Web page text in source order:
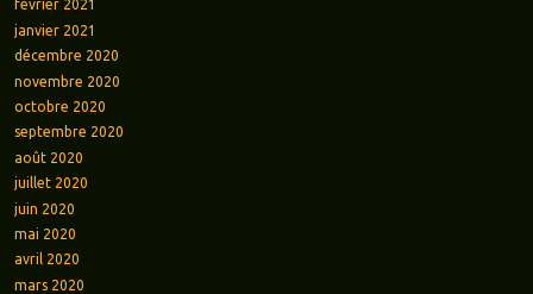
février 2021
janvier 2021
décembre 2020
novembre 2020
octobre 2020
septembre 2020
août 2020
juillet 2020
juin 2020
mai 2020
avril 2020
mars 2020